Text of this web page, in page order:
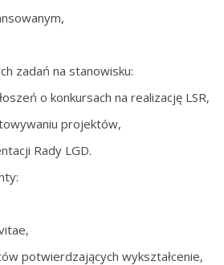
zadań na stanowisku:
o konkursach na realizację LSR,
projektów,
Rady LGD.
potwierdzających wykształcenie,